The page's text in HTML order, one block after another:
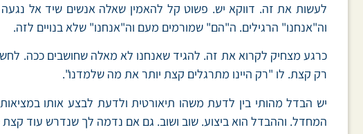
לעשות את זה. דווקא יש. פשוט קל להאמין שאלה אנשים שיד אל
וה"אנחנו" הרגילים. ה"הם" שמורמים מעם וה"אנחנו" שלא בנויים לזה.
כרגע מצחיק לקרוא את זה. להגיד שאנחנו לא מאלה שחושבים ככה.
רק קצת. לו "רק היינו מתרגלים קצת יותר את מה שלמדנו".
יש הבדל מהותי בין לדעת משהו תיאורטית ולדעת לבצע אותו
המחדל. וההבדל הוא ביצוע. שוב ושוב. גם אם נדמה לך שנדרש עוד קצת